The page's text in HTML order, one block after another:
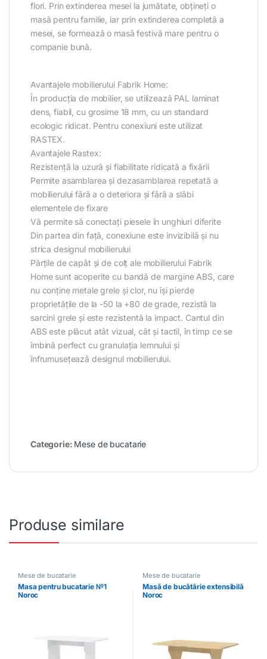
flori. Prin extinderea mesei la jumătate, obțineți o
masă pentru familie, iar prin extinderea completă a
mesei, se formează o masă festivă mare pentru o
companie bună.
Avantajele mobilierului Fabrik Home:
În producția de mobilier, se utilizează PAL laminat
dens, fiabil, cu grosime 18 mm, cu un standard
ecologic ridicat. Pentru conexiuni este utilizat
RASTEX.
Avantajele Rastex:
Rezistență la uzură și fiabilitate ridicată a fixării
Permite asamblarea și dezasamblarea repetată a
mobilierului fără a o deteriora și fără a slăbi
elementele de fixare
Vă permite să conectați piesele în unghiuri diferite
Din partea din față, conexiune este invizibilă și nu
strica designul mobilierului
Părțile de capăt și de colț ale mobilierului Fabrik
Home sunt acoperite cu bandă de margine ABS, care
nu conține metale grele și clor, nu își pierde
proprietățile de la -50 la +80 de grade, rezistă la
sarcini grele și este rezistentă la impact. Cantul din
ABS este plăcut atât vizual, cât și tactil, în timp ce se
îmbină perfect cu granulația lemnului și
înfrumusețează designul mobilierului.
Categorie: Mese de bucatarie
Produse similare
Mese de bucatarie
Masa pentru bucatarie №1
Noroc
Mese de bucatarie
Masă de bucătărie extensibilă
Noroc